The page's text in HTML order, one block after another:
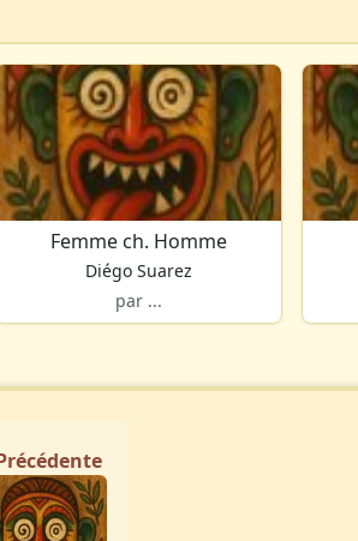
Femme ch. Homme
Diégo Suarez
par ...